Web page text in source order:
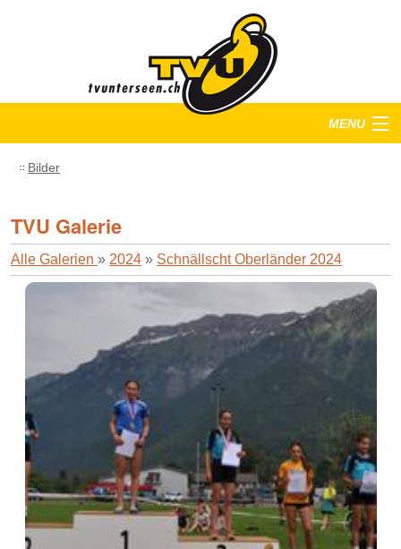
MENU
Anlässe
Verein
Bilder
TVU Galerie
Alle Galerien » 2024 » Schnällscht Oberländer 2024